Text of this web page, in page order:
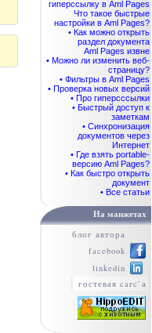
гиперссылку в Aml Pages
Что такое быстрые
настройки в Aml Pages?
• Как можно открыть
раздел документа
Aml Pages извне
• Можно ли изменить веб-
страницу?
• Фильтры в Aml Pages
• Проверка новых версий
• Про гиперсссылки
• Быстрый доступ к
заметкам
• Синхронизация
документов через
Интернет
• Где взять portable-
версию Aml Pages?
• Как быстро открыть
документ
• Все статьи
На манжетах
блог автора
facebook
linkedin
гостевая carc`а